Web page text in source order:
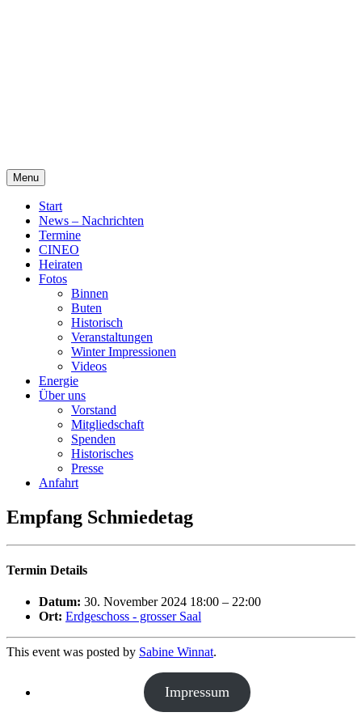
Menu
Start
News – Nachrichten
Termine
CINEO
Heiraten
Fotos
Binnen
Buten
Historisch
Veranstaltungen
Winter Impressionen
Videos
Energie
Über uns
Vorstand
Mitgliedschaft
Spenden
Historisches
Presse
Anfahrt
Empfang Schmiedetag
Termin Details
Datum: 30. November 2024 18:00 – 22:00
Ort: Erdgeschoss - grosser Saal
This event was posted by Sabine Winnat.
Impressum